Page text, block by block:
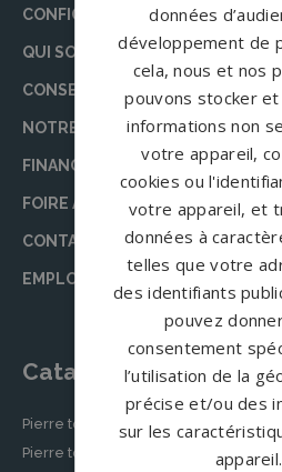
CONFIGURATEUR
QUI SOMMES-NOUS ?
CONSEILS
NOTRE ÉQUIPE DE RÉDACTION
FINANCEMENT DES OBSÈQUES
FOIRE AUX QUESTIONS (FAQ)
CONTACT
EMPLOI
Catalogue
Pierre tombale classique
Pierre tombale moderne
données
développement de
cela, nous et nos
pouvons stocker
informations non
votre appareil,
cookies ou
votre appareil, et
données à
telles que votre
des identifiants
pouvez
consentement
l’utilisation de la
précise et/ou des
sur les
appareil.